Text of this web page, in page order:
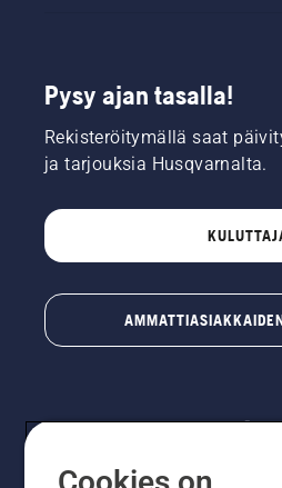
Pysy ajan tasalla!
Rekisteröitymällä saat
ja tarjouksia Husqvarnalta.